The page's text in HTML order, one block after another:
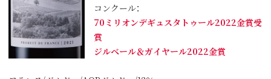
コンクール：
70ミリオンデギュスタトゥール2022金賞受
賞
ジルベール＆ガイヤール2022金賞